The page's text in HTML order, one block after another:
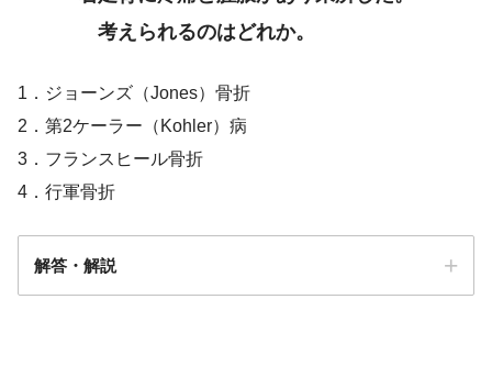
考えられるのはどれか。
1．ジョーンズ（Jones）骨折
2．第2ケーラー（Kohler）病
3．フランスヒール骨折
4．行軍骨折
解答・解説